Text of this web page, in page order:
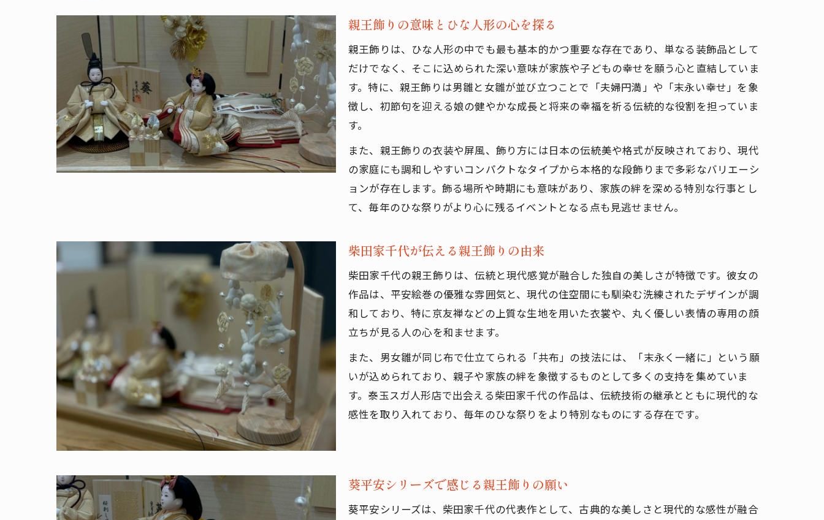
雛人形親王飾りの上質な京友禅生地の魅力
葵平安の親王飾りで感じる優美な調和
雛人形選びで知りたい親王飾りの本質
親王飾り雛人形の選び方で大切なこと
柴田家千代の親王飾りが選ばれる理由
コンパクトな雛人形親王飾りの魅力解説
親王飾り雛人形で省スペースを叶える方法
初節句に最適な親王飾り選びのコツ
吉祥文様が映す親王飾りの奥深さとは
親王飾り雛人形に込められた吉祥文様の意味
ひな人形と吉祥文様が生む伝統美の融合
親王飾りの屏風に描かれる吉祥モチーフとは
吉祥文様が親王飾りにもたらす幸福の願い
末永く一緒に願う共布衣裳の理由に迫る
共布衣裳が叶える親王飾りの絆の象徴
葵平安の雛人形に見る共布の美しさ
親王飾り衣裳と共布に込めた願い
柴田家千代の親王飾り共布衣裳解説
親王飾りの飾り方と現代の楽しみ方解説
現代風の親王飾りの楽しみ方を紹介
親王飾り雛人形を省スペースで飾るコツ
親王飾りの意味とひな人形の心を探る
親王飾りは、ひな人形の中でも最も基本的かつ重要な存在であり、単なる装飾品として
だけでなく、そこに込められた深い意味が家族や子どもの幸せを願う心と直結していま
す。特に、親王飾りは男雛と女雛が並び立つことで「夫婦円満」や「末永い幸せ」を象
徴し、初節句を迎える娘の健やかな成長と将来の幸福を祈る伝統的な役割を担っていま
す。
また、親王飾りの衣装や屏風、飾り方には日本の伝統美や格式が反映されており、現代
の家庭にも調和しやすいコンパクトなタイプから本格的な段飾りまで多彩なバリエーシ
ョンが存在します。飾る場所や時期にも意味があり、家族の絆を深める特別な行事とし
て、毎年のひな祭りがより心に残るイベントとなる点も見逃せません。
柴田家千代が伝える親王飾りの由来
柴田家千代の親王飾りは、伝統と現代感覚が融合した独自の美しさが特徴です。彼女の
作品は、平安絵巻の優雅な雰囲気と、現代の住空間にも馴染む洗練されたデザインが調
和しており、特に京友禅などの上質な生地を用いた衣裳や、丸く優しい表情の専用の顔
立ちが見る人の心を和ませます。
また、男女雛が同じ布で仕立てられる「共布」の技法には、「末永く一緒に」という願
いが込められており、親子や家族の絆を象徴するものとして多くの支持を集めていま
す。泰玉スガ人形店で出会える柴田家千代の作品は、伝統技術の継承とともに現代的な
感性を取り入れており、毎年のひな祭りをより特別なものにする存在です。
葵平安シリーズで感じる親王飾りの願い
葵平安シリーズは、柴田家千代の代表作として、古典的な美しさと現代的な感性が融合